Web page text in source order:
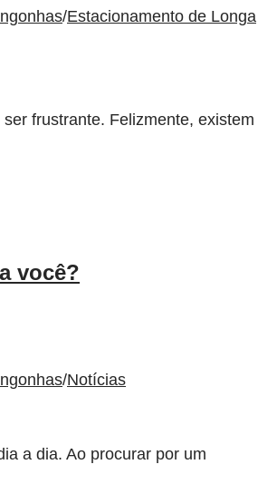
/Estacionamento de Longa
frustrante. Felizmente, existem
você?
/Notícias
a dia. Ao procurar por um